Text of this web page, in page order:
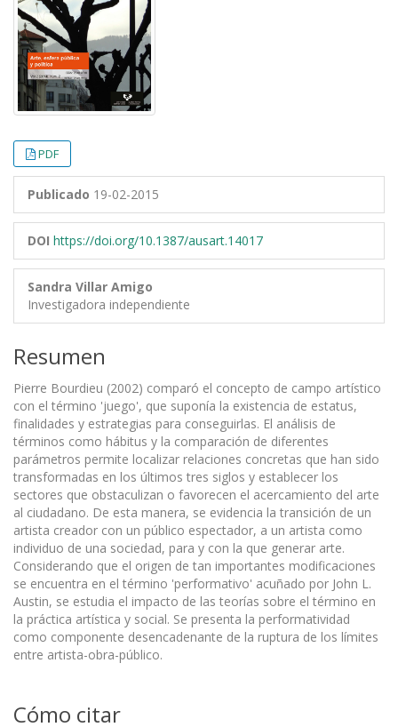
PDF
Publicado 19-02-2015
DOI https://doi.org/10.1387/ausart.14017
Sandra Villar Amigo
Investigadora independiente
Resumen
Pierre Bourdieu (2002) comparó el concepto de campo artístico
con el término 'juego', que suponía la existencia de estatus,
finalidades y estrategias para conseguirlas. El análisis de
términos como hábitus y la comparación de diferentes
parámetros permite localizar relaciones concretas que han sido
transformadas en los últimos tres siglos y establecer los
sectores que obstaculizan o favorecen el acercamiento del arte
al ciudadano. De esta manera, se evidencia la transición de un
artista creador con un público espectador, a un artista como
individuo de una sociedad, para y con la que generar arte.
Considerando que el origen de tan importantes modificaciones
se encuentra en el término 'performativo' acuñado por John L.
Austin, se estudia el impacto de las teorías sobre el término en
la práctica artística y social. Se presenta la performatividad
como componente desencadenante de la ruptura de los límites
entre artista-obra-público.
Cómo citar